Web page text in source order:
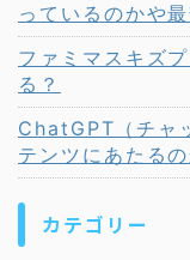
っているのかや
ファミマスキズ
る？
ChatGPT（チャ
テンツにあたる
カテゴリー